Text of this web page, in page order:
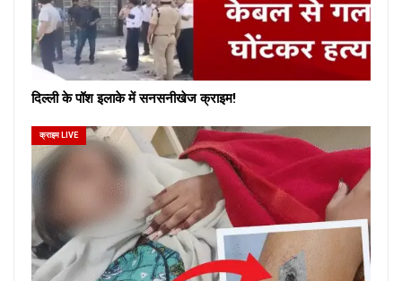
दिल्ली के पॉश इलाके में सनसनीखेज क्राइम!
क्राइम LIVE